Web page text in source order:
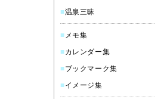
■温泉三昧
■ メモ集
■カレンダー集
■ブックマーク集
■イメージ集